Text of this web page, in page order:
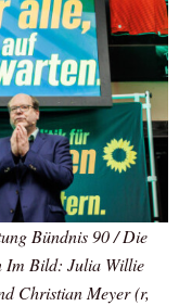
Bündnis 90 / Die
Im Bild: Julia Willie
Christian Meyer (r,